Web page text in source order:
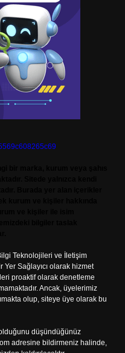
Teknolojileri ve İletişim
Yer Sağlayıcı olarak hizmet
proaktif olarak denetleme
Ancak, üyelerimiz
olup, siteye üye olarak bu
düşündüğünüz
adresine bildirmeniz halinde,